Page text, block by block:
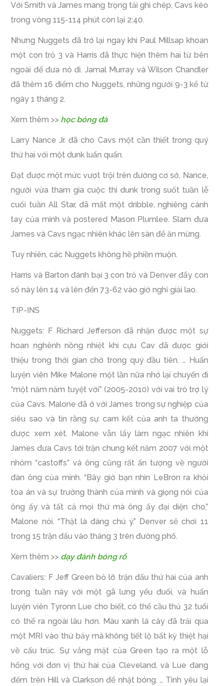
Với Smith và James mang trọng tải ghi chép, Cavs kéo
trong vòng 115-114 phút còn lại 2:40.
Nhưng Nuggets đã trở lại ngay khi Paul Millsap khoan
một con trỏ 3 và Harris đã thực hiện thêm hai từ bên
ngoài để đưa nó đi. Jamal Murray và Wilson Chandler
đã thêm 16 điểm cho Nuggets, những người 9-3 kể từ
ngày 1 tháng 2.
Xem thêm >> học bóng đá
Larry Nance Jr. đã cho Cavs một cần thiết trong quý
thứ hai với một dunk luẩn quẩn.
Đạt được một mức vượt trội trên đường cơ sở, Nance,
người vừa tham gia cuộc thi dunk trong suốt tuần lễ
cuối tuần All Star, đã mất một dribble, nghiêng cánh
tay của mình và postered Mason Plumlee. Slam đưa
James và Cavs ngạc nhiên khác lên sàn để ăn mừng.
Tuy nhiên, các Nuggets không hề phiền muộn.
Harris và Barton đánh bại 3 con trỏ và Denver đẩy con
số này lên 14 và lên đến 73-62 vào giờ nghỉ giải lao.
TIP-INS
Nuggets: F Richard Jefferson đã nhận được một sự
hoan nghênh nồng nhiệt khi cựu Cav đã được giới
thiệu trong thời gian chờ trong quý đầu tiên. … Huấn
luyện viên Mike Malone một lần nữa nhớ lại chuyến đi
“một năm năm tuyệt vời” (2005-2010) với vai trò trợ lý
của Cavs. Malone đã ở với James trong sự nghiệp của
siêu sao và tin rằng sự cam kết của anh ta thường
được xem xét. Malone vẫn lấy làm ngạc nhiên khi
James đưa Cavs tới trận chung kết năm 2007 với một
nhóm “castoffs” và ông cũng rất ấn tượng về người
đàn ông của mình. “Bây giờ bạn nhìn LeBron ra khỏi
tòa án và sự trưởng thành của mình và giọng nói của
ông ấy và tất cả mọi thứ mà ông ấy đại diện cho,”
Malone nói. “Thật là đáng chú ý.” Denver sẽ chơi 11
trong 15 trận đấu vào tháng 3 trên đường phố.
Xem thêm >> dạy đánh bóng rổ
Cavaliers: F Jeff Green bỏ lỡ trận đấu thứ hai của anh
trong tuần này với một gã lưng yếu đuối, và huấn
luyện viên Tyronn Lue cho biết, có thể cầu thủ 32 tuổi
có thể ra ngoài lâu hơn. Màu xanh lá cây đã trải qua
một MRI vào thứ bảy mà không tiết lộ bất kỳ thiệt hại
về cấu trúc. Sự vắng mặt của Green tạo ra một lỗ
hổng với đơn vị thứ hai của Cleveland, và Lue đang
đếm trên Hill và Clarkson để nhặt bóng. … Tình yêu lại